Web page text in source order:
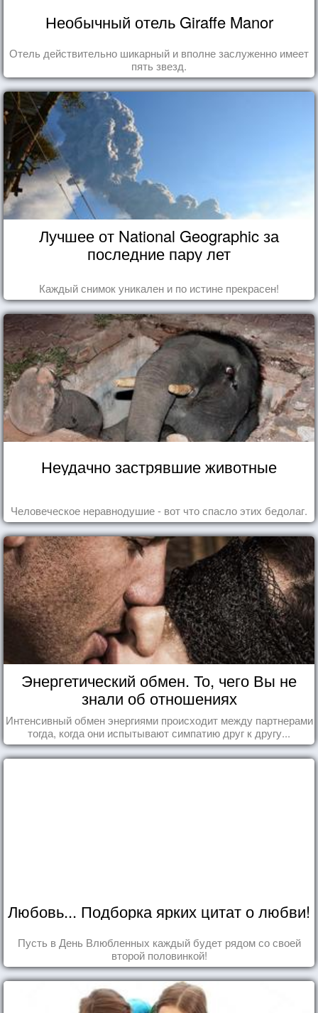
Необычный отель Giraffe Manor
Отель действительно шикарный и вполне заслуженно имеет
пять звезд.
Лучшее от National Geographic за
последние пару лет
Каждый снимок уникален и по истине прекрасен!
Неудачно застрявшие животные
Человеческое неравнодушие - вот что спасло этих бедолаг.
Энергетический обмен. То, чего Вы не
знали об отношениях
Интенсивный обмен энергиями происходит между партнерами
тогда, когда они испытывают симпатию друг к другу...
Любовь... Подборка ярких цитат о любви!
Пусть в День Влюбленных каждый будет рядом со своей
второй половинкой!